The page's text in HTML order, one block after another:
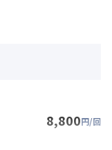
8,800円/回